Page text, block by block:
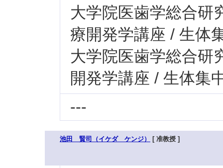
大学院医歯学総合研
療開発学講座 / 生体
大学院医歯学総合研
開発学講座 / 生体集
---
池田 賢司（イケダ ケンジ） [ 准教授 ]